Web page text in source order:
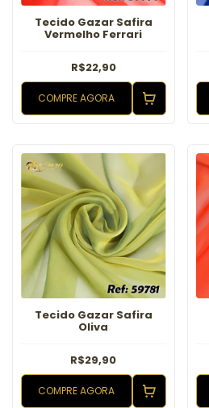
Tecido Gazar Safira
Vermelho Ferrari
R$22,90
COMPRE AGORA
Tecido Gazar Safira
Oliva
R$29,90
COMPRE AGORA